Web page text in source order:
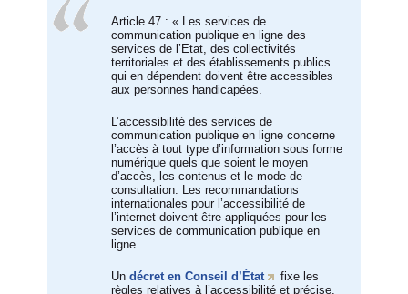
Article 47 : « Les services de
communication publique en ligne des
services de l’Etat, des collectivités
territoriales et des établissements publics
qui en dépendent doivent être accessibles
aux personnes handicapées.
L’accessibilité des services de
communication publique en ligne concerne
l’accès à tout type d’information sous forme
numérique quels que soient le moyen
d’accès, les contenus et le mode de
consultation. Les recommandations
internationales pour l’accessibilité de
l’internet doivent être appliquées pour les
services de communication publique en
ligne.
Un décret en Conseil d’État
fixe les
règles relatives à l’accessibilité et précise,